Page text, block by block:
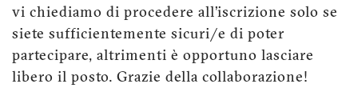
vi chiediamo di procedere all’iscrizione solo se
siete sufficientemente sicuri/e di poter
partecipare, altrimenti è opportuno lasciare
libero il posto. Grazie della collaborazione!